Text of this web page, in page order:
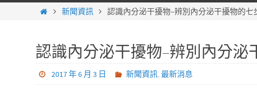
Home新聞資訊 認識內分泌干擾物–辨別內分泌干擾物的七
認識內分泌干擾物–辨別內分泌
2017 年 6 月 3 日 新聞資訊, 最新消息